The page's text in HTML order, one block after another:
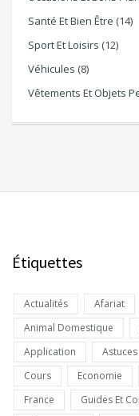
Santé Et Bien Être (14)
Sport Et Loisirs (12)
Véhicules (8)
Vêtements Et Objets
Étiquettes
Actualités Afariat
Animal Domestique
Application
Astuces
Cours
Economie
France
Guides Et